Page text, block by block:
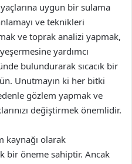
uygun bir sulama
ve teknikleri
ve toprak analizi yapmak,
yardımcı
bulundurarak sıcacık bir
Unutmayın ki her bitki
gözlem yapmak ve
değiştirmek önemlidir.
kaynağı olarak
bir öneme sahiptir. Ancak